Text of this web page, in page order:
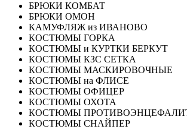
БРЮКИ КОМБАТ
БРЮКИ ОМОН
КАМУФЛЯЖ из ИВАНОВО
КОСТЮМЫ ГОРКА
КОСТЮМЫ и КУРТКИ БЕРКУТ
КОСТЮМЫ КЗС СЕТКА
КОСТЮМЫ МАСКИРОВОЧНЫЕ
КОСТЮМЫ на ФЛИСЕ
КОСТЮМЫ ОФИЦЕР
КОСТЮМЫ ОХОТА
КОСТЮМЫ
КОСТЮМЫ СНАЙПЕР